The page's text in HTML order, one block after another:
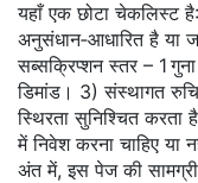
यहाँ एक छोटा चेकलिस्ट
अनुसंधान‑आधारित है या
सब्सक्रिप्शन स्तर – 1
डिमांड। 3) संस्थागत
स्थिरता सुनिश्चित करता
में निवेश करना चाहिए या
अंत में, इस पेज की